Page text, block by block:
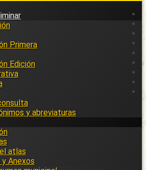
Primera
Edición
y abreviaturas
atlas
Anexos